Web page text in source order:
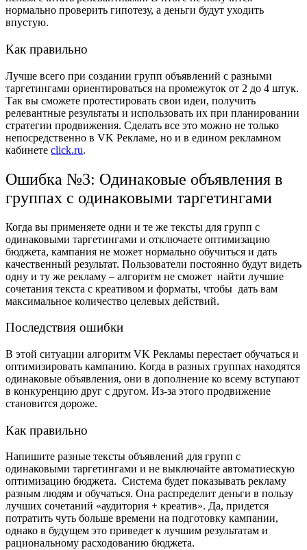
нормально проверить гипотезу, а деньги будут уходить
впустую.
Как правильно
Лучше всего при создании групп объявлений с разными
таргетингами ориентироваться на промежуток от 2 до 4 штук.
Так вы сможете протестировать свои идеи, получить
релевантные результаты и использовать их при планировании
стратегии продвижения. Сделать все это можно не только
непосредственно в VK Рекламе, но и в едином рекламном
кабинете click.ru.
Ошибка №3: Одинаковые объявления в
группах с одинаковыми таргетингами
Когда вы применяете одни и те же тексты для групп с
одинаковыми таргетингами и отключаете оптимизацию
бюджета, кампания не может нормально обучиться и дать
качественный результат. Пользователи постоянно будут видеть
одну и ту же рекламу – алгоритм не сможет найти лучшие
сочетания текста с креативом и форматы, чтобы дать вам
максимальное количество целевых действий.
Последствия ошибки
В этой ситуации алгоритм VK Рекламы перестает обучаться и
оптимизировать кампанию. Когда в разных группах находятся
одинаковые объявления, они в дополнение ко всему вступают
в конкуренцию друг с другом. Из-за этого продвижение
становится дороже.
Как правильно
Напишите разные тексты объявлений для групп с
одинаковыми таргетингами и не выключайте автоматиескую
оптимизацию бюджета. Система будет показывать рекламу
разным людям и обучаться. Она распределит деньги в пользу
лучших сочетаний «аудитория + креатив». Да, придется
потратить чуть больше времени на подготовку кампании,
однако в будущем это приведет к лучшим результатам и
рациональному расходованию бюджета.